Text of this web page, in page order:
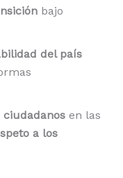
bajo
del país
en las
a los